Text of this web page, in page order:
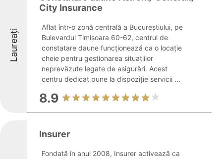
Laureați
City Insurance
Aflat într-o zonă centrală a Bucureștiului, pe
Bulevardul Timișoara 60-62, centrul de
constatare daune funcționează ca o locație
cheie pentru gestionarea situațiilor
neprevăzute legate de asigurări. Acest
centru dedicat pune la dispoziție servicii ...
8.9
Insurer
Fondată în anul 2008, Insurer activează ca